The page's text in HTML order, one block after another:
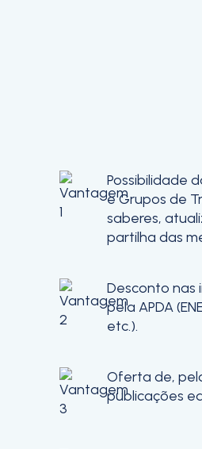
Possibilidade
e Grupos de
saberes,
partilha das
Desconto nas
pela APDA
etc.).
Oferta de,
publicações